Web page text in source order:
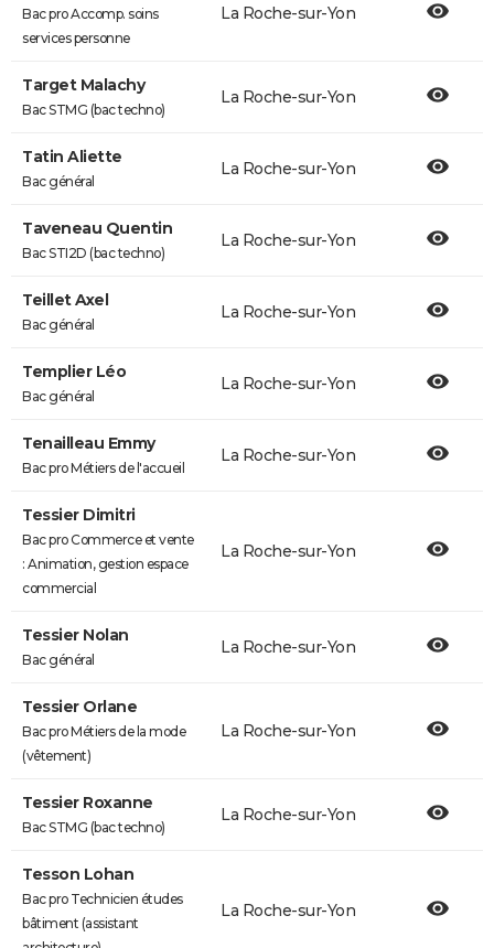
Bac pro Accomp. soins
services personne
La Roche-sur-Yon
Target Malachy
Bac STMG (bac techno)
La Roche-sur-Yon
Tatin Aliette
Bac général
La Roche-sur-Yon
Taveneau Quentin
Bac STI2D (bac techno)
La Roche-sur-Yon
Teillet Axel
Bac général
La Roche-sur-Yon
Templier Léo
Bac général
La Roche-sur-Yon
Tenailleau Emmy
Bac pro Métiers de l'accueil
La Roche-sur-Yon
Tessier Dimitri
Bac pro Commerce et vente
: Animation, gestion espace
commercial
La Roche-sur-Yon
Tessier Nolan
Bac général
La Roche-sur-Yon
Tessier Orlane
Bac pro Métiers de la mode
(vêtement)
La Roche-sur-Yon
Tessier Roxanne
Bac STMG (bac techno)
La Roche-sur-Yon
Tesson Lohan
Bac pro Technicien études
bâtiment (assistant
La Roche-sur-Yon